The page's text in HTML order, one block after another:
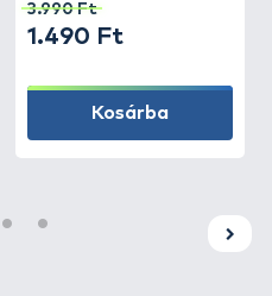
3.990 Ft
1.490 Ft
Kosárba